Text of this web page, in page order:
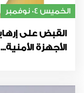
الخميس 04 نوفمبر
القبض على
الأجهزة الأمنية...